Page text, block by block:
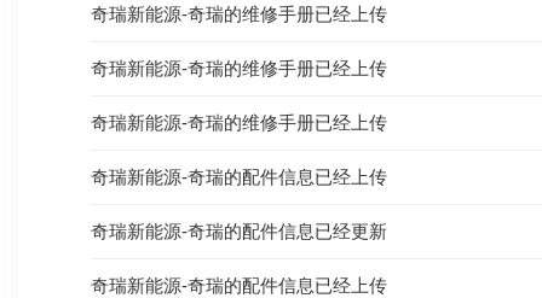
奇瑞新能源-奇瑞的维修手册已经上传
奇瑞新能源-奇瑞的维修手册已经上传
奇瑞新能源-奇瑞的维修手册已经上传
奇瑞新能源-奇瑞的配件信息已经上传
奇瑞新能源-奇瑞的配件信息已经更新
奇瑞新能源-奇瑞的配件信息已经上传